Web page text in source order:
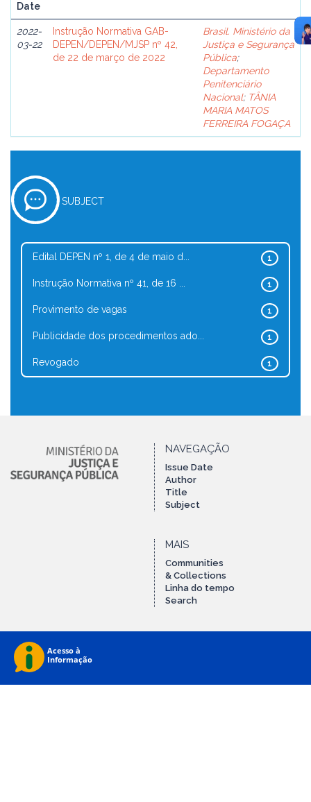
Date
2022-
03-22
Instrução Normativa GAB-
DEPEN/DEPEN/MJSP nº 42,
de 22 de março de 2022
Brasil. Ministério da
Justiça e Segurança
Pública;
Departamento
Penitenciário
Nacional; TÂNIA
MARIA MATOS
FERREIRA FOGAÇA
SUBJECT
1
Edital DEPEN nº 1, de 4 de maio d...
1
Instrução Normativa nº 41, de 16 ...
1
Provimento de vagas
1
Publicidade dos procedimentos ado...
1
Revogado
NAVEGAÇÃO
Issue Date
Author
Title
Subject
MAIS
Communities
& Collections
Linha do tempo
Search